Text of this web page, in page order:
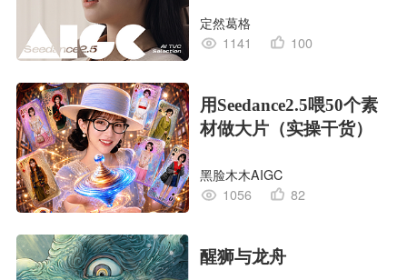
定然葛格
1141
100
用Seedance2.5喂50个素
材做大片（实操干货）
黑脸木木AIGC
1056
82
醒狮与龙舟